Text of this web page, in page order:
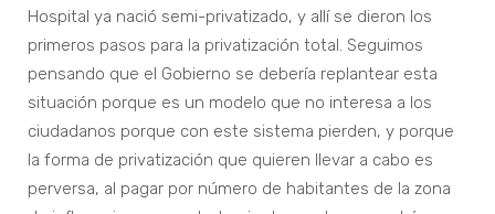
Hospital ya nació semi-privatizado, y allí se dieron los
primeros pasos para la privatización total. Seguimos
pensando que el Gobierno se debería replantear esta
situación porque es un modelo que no interesa a los
ciudadanos porque con este sistema pierden, y porque
la forma de privatización que quieren llevar a cabo es
perversa, al pagar por número de habitantes de la zona